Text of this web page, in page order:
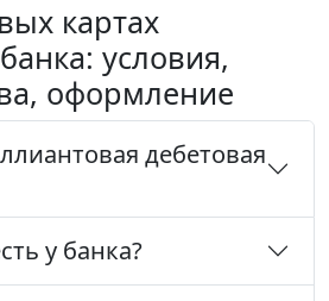
картах
условия,
оформление
дебетовая
у банка?